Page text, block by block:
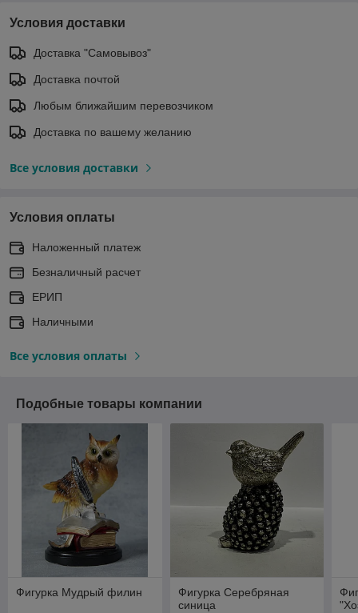
Условия доставки
Доставка "Самовывоз"
Доставка почтой
Любым ближайшим перевозчиком
Доставка по вашему желанию
Все условия доставки
Условия оплаты
Наложенный платеж
Безналичный расчет
ЕРИП
Наличными
Все условия оплаты
Подобные товары компании
Фигурка Мудрый филин
Фигурка Серебряная
синица